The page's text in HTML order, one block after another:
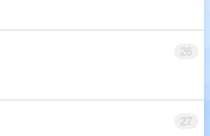
26
27